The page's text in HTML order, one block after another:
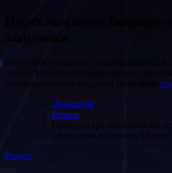
заголовка
Это пример виджета, показывающего,
панель заголовка по умолчанию. Вы
пользовательские виджеты из раздела
Домашняя
Разное
Прокуратура организовала
обрушения в школе в Москве
Разное